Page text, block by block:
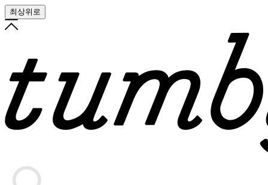
최상위로